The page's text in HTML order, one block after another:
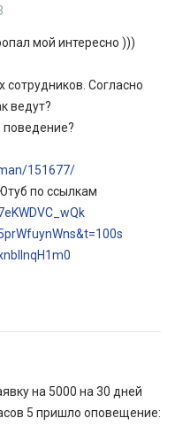
мой интересно )))
Согласно
ведут?
поведение?
151677/
по ссылкам
на 5000 на 30 дней
5 пришло оповещение: